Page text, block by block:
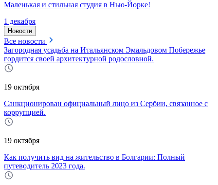
Маленькая и стильная студия в Нью-Йорке!
1 декабря
Новости
Все новости
Загородная усадьба на Итальянском Эмальдовом Побережье
гордится своей архитектурной родословной.
19 октября
Санкционирован официальный лицо из Сербии, связанное с
коррупцией.
19 октября
Как получить вид на жительство в Болгарии: Полный
путеводитель 2023 года.